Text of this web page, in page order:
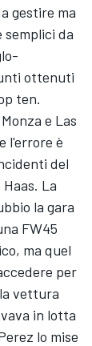
gestire ma
da
ottenuti
ten.
e Las
l'errore è
del
La
la gara
FW45
ma quel
per
vettura
in lotta
lo mise